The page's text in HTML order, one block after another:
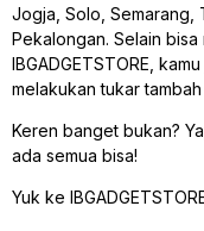
Jogja, Solo, Semarang,
Pekalongan. Selain
IBGADGETSTORE,
melakukan tukar
Keren banget bukan?
ada semua bisa!
Yuk ke